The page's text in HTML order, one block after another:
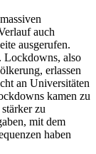
auch
ausgerufen.
Lockdowns, also
erlassen
an Universitäten
kamen zu
zu
mit dem
haben